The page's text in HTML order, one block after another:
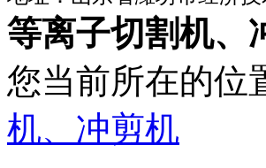
等离子切割机、
您当前所在的位
机、冲剪机